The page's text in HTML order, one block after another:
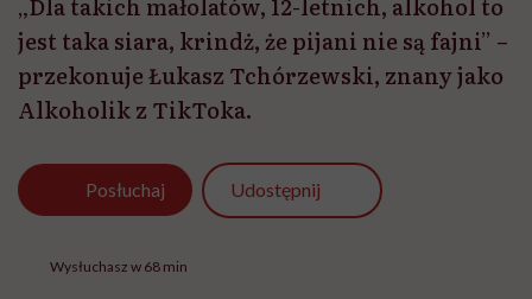
„Dla takich małolatów, 12-letnich, alkohol to
jest taka siara, krindż, że pijani nie są fajni” –
przekonuje Łukasz Tchórzewski, znany jako
Alkoholik z TikToka.
Posłuchaj Udostępnij
Wysłuchasz w 68 min